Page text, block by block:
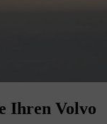
Ihren Volvo